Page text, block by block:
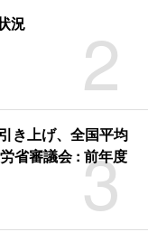
2
況
3
き上げ、全国平均
省審議会 : 前年度